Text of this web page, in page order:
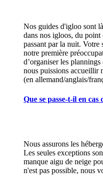
Nos guides d'igloo sont
dans nos igloos, du point
passant par la nuit. Votre
notre première
d’organiser les
nous puissions accueillir
(en allemand/anglais/
Que se passe-t-il en cas
Nous assurons les
Les seules exceptions
manque aigu de neige
n'est pas possible, nous